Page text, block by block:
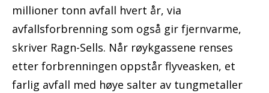
millioner tonn avfall hvert år, via
avfallsforbrenning som også gir fjernvarme,
skriver Ragn-Sells. Når røykgassene renses
etter forbrenningen oppstår flyveasken, et
farlig avfall med høye salter av tungmetaller